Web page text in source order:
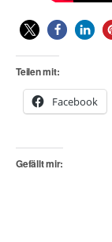
Teilen mit:
Facebook
Gefällt mir: